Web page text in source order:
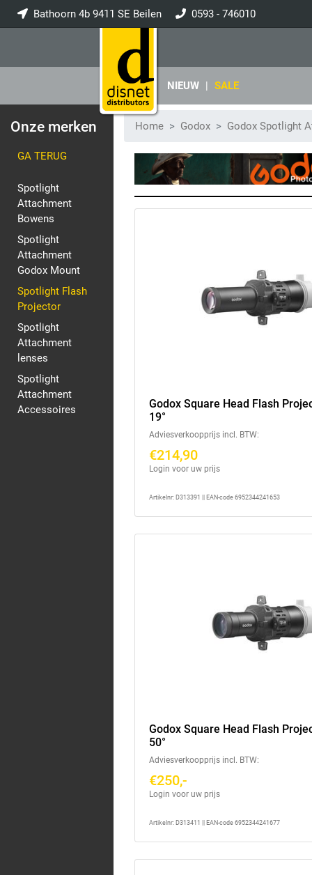
Bathoorn 4b 9411 SE Beilen 0593 - 746010
NIEUW | SALE
Onze merken
GA TERUG
Spotlight
Attachment
Bowens
Spotlight
Attachment
Godox Mount
Spotlight Flash
Projector
Spotlight
Attachment
lenses
Spotlight
Attachment
Accessoires
Home Godox Godox Spotlight
Godox Square Head Flash
19°
Adviesverkoopprijs incl. BTW:
€214,90
Login voor uw prijs
Artikelnr: D313391 || EAN-code 6952344241653
Godox Square Head Flash
50°
Adviesverkoopprijs incl. BTW:
€250,-
Login voor uw prijs
Artikelnr: D313411 || EAN-code 6952344241677